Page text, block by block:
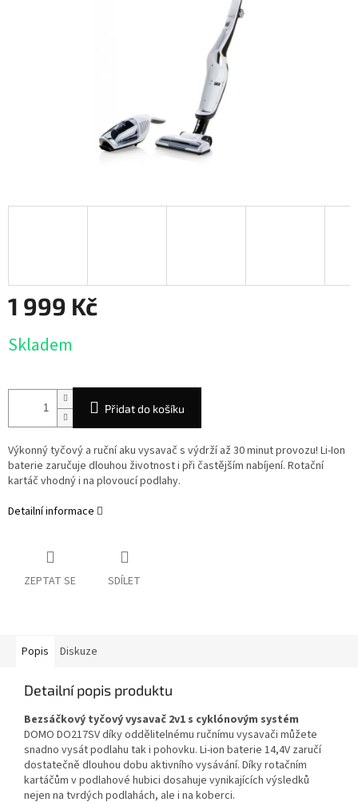
1 999 Kč
cena:
Skladem
Přidat do košíku
Výkonný tyčový a ruční aku vysavač s výdrží až 30 minut provozu! Li-Ion
baterie zaručuje dlouhou životnost i při častějším nabíjení. Rotační
kartáč vhodný i na plovoucí podlahy.
Detailní informace
ZEPTAT SE SDÍLET
Popis Diskuze
Detailní popis produktu
Bezsáčkový tyčový vysavač 2v1 s cyklónovým systém
DOMO DO217SV díky oddělitelnému ručnímu vysavači můžete
snadno vysát podlahu tak i pohovku. Li-ion baterie 14,4V zaručí
dostatečně dlouhou dobu aktivního vysávání. Díky rotačním
kartáčům v podlahové hubici dosahuje vynikajících výsledků
nejen na tvrdých podlahách, ale i na koberci.